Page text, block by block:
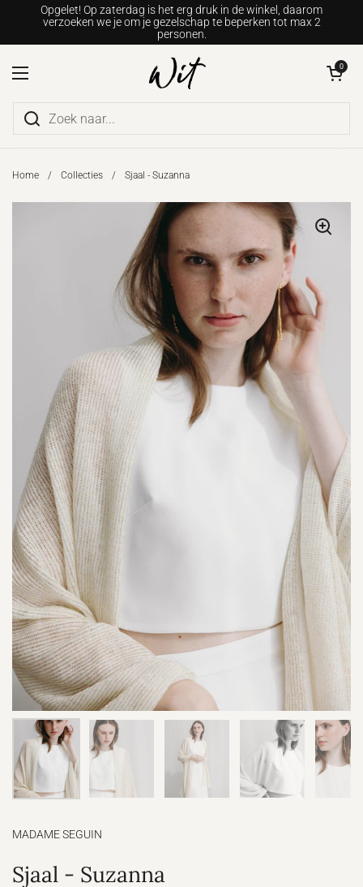
Ga naar content
Opgelet! Op zaterdag is het erg druk in de winkel, daarom
verzoeken we je om je gezelschap te beperken tot max 2
personen.
Menu openen
Winkelwagentje
0
Home / Collecties / Sjaal - Suzanna
MADAME SEGUIN
Sjaal - Suzanna